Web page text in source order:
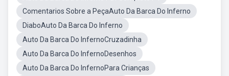
Comentarios Sobre a PeçaAuto Da Barca Do Inferno
DiaboAuto Da Barca Do Inferno
Auto Da Barca Do InfernoCruzadinha
Auto Da Barca Do InfernoDesenhos
Auto Da Barca Do InfernoPara Crianças